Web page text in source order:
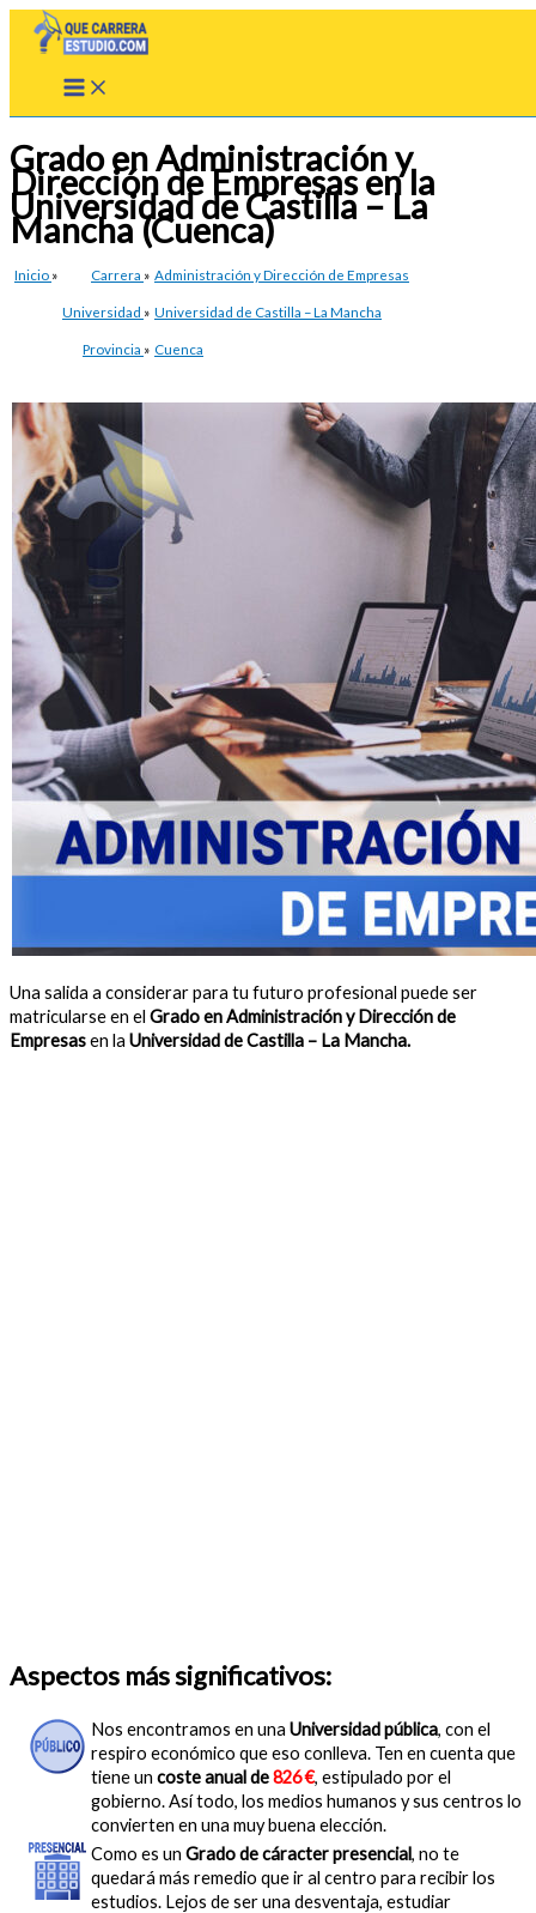
Grado en Administración y
Dirección de Empresas en la
Universidad de Castilla – La
Mancha (Cuenca)
Inicio » Carrera » Administración y Dirección de Empresas
Universidad » Universidad de Castilla – La Mancha
Provincia » Cuenca
Una salida a considerar para tu futuro profesional puede ser
matricularse en el Grado en Administración y Dirección de
Empresasen la Universidad de Castilla – La Mancha.
Aspectos más significativos:
Nos encontramos en una Universidad pública, con el
respiro económico que eso conlleva. Ten en cuenta que
tiene un coste anual de826 €, estipulado por el
gobierno. Así todo, los medios humanos y sus centros lo
convierten en una muy buena elección.
Como es un Grado de cáracter presencial, no te
quedará más remedio que ir al centro para recibir los
estudios. Lejos de ser una desventaja, estudiar